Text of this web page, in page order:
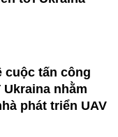
cuộc tấn công
Ukraina nhằm
phát triển UAV